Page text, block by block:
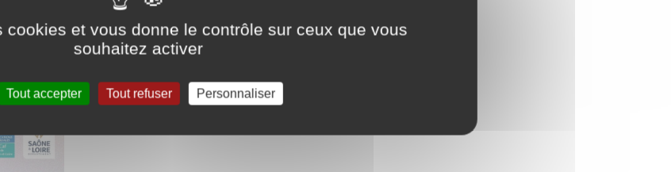
cookies et vous donne le contrôle sur ceux que vous
souhaitez activer
Tout accepter Tout refuser Personnaliser